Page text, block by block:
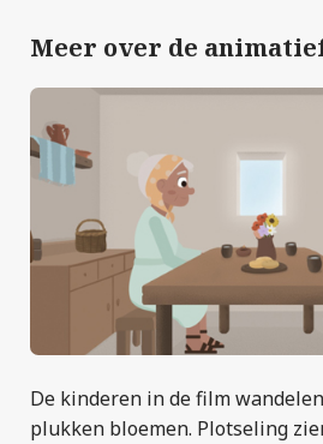
Meer over de
De kinderen in de film
plukken bloemen. Plotseling